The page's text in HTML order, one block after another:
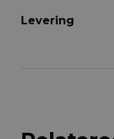
Levering